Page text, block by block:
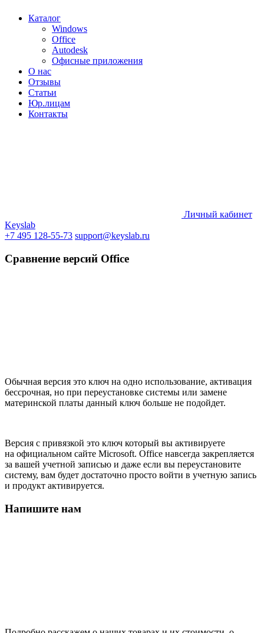
Каталог
Windows
Office
Autodesk
Офисные приложения
О нас
Отзывы
Статьи
Юр.лицам
Контакты
Личный кабинет
Keyslab
+7 495 128-55-73 support@keyslab.ru
Сравнение версий Office
Обычная версия это ключ на одно использование, активация
бессрочная, но при переустановке системы или замене
материнской платы данный ключ больше не подойдет.
Версия с привязкой это ключ который вы активируете
на официальном сайте Microsoft. Office навсегда закрепляется
за вашей учетной записью и даже если вы переустановите
систему, вам будет достаточно просто войти в учетную запись
и продукт активируется.
Напишите нам